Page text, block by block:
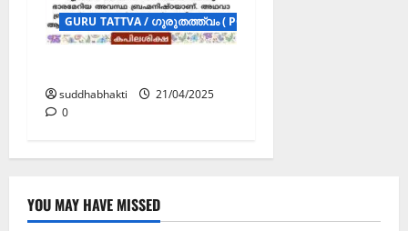
GURU TATTVA / ഗുരുതത്ത്വം ( POSTERS )
suddhabhakti
21/04/2025
0
YOU MAY HAVE MISSED